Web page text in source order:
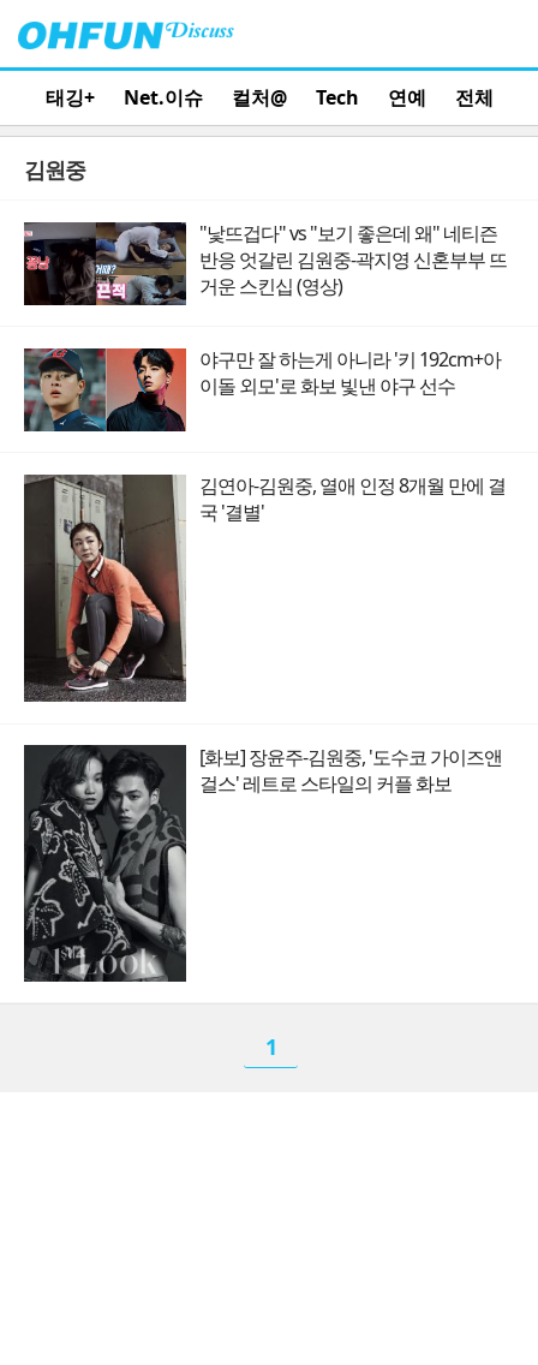
태깅+ Net.이슈 컬처@ Tech 연예 전체
김원중
"낯뜨겁다" vs "보기 좋은데 왜" 네티즌
반응 엇갈린 김원중-곽지영 신혼부부 뜨
거운 스킨십 (영상)
야구만 잘 하는게 아니라 '키 192cm+아
이돌 외모'로 화보 빛낸 야구 선수
김연아-김원중, 열애 인정 8개월 만에 결
국 '결별'
[화보] 장윤주-김원중, '도수코 가이즈앤
걸스' 레트로 스타일의 커플 화보
1